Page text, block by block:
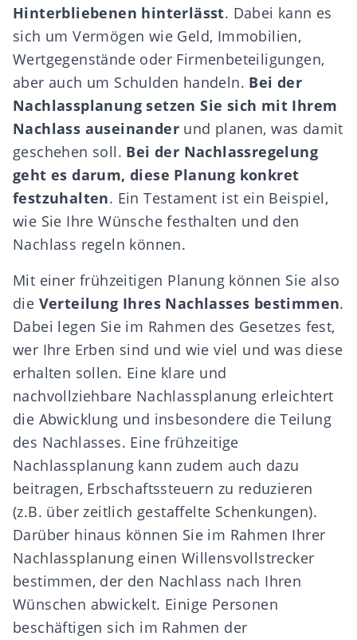
Hinterbliebenen hinterlässt. Dabei kann es
sich um Vermögen wie Geld, Immobilien,
Wertgegenstände oder Firmenbeteiligungen,
aber auch um Schulden handeln. Bei der
Nachlassplanung setzen Sie sich mit Ihrem
Nachlass auseinander und planen, was damit
geschehen soll. Bei der Nachlassregelung
geht es darum, diese Planung konkret
festzuhalten. Ein Testament ist ein Beispiel,
wie Sie Ihre Wünsche festhalten und den
Nachlass regeln können.
Mit einer frühzeitigen Planung können Sie also
die Verteilung Ihres Nachlasses bestimmen.
Dabei legen Sie im Rahmen des Gesetzes fest,
wer Ihre Erben sind und wie viel und was diese
erhalten sollen. Eine klare und
nachvollziehbare Nachlassplanung erleichtert
die Abwicklung und insbesondere die Teilung
des Nachlasses. Eine frühzeitige
Nachlassplanung kann zudem auch dazu
beitragen, Erbschaftssteuern zu reduzieren
(z.B. über zeitlich gestaffelte Schenkungen).
Darüber hinaus können Sie im Rahmen Ihrer
Nachlassplanung einen Willensvollstrecker
bestimmen, der den Nachlass nach Ihren
Wünschen abwickelt. Einige Personen
beschäftigen sich im Rahmen der